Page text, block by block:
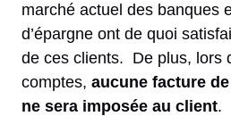
marché actuel des banques
d’épargne ont de quoi
de ces clients. De plus, lors
comptes, aucune facture
ne sera imposée au client.